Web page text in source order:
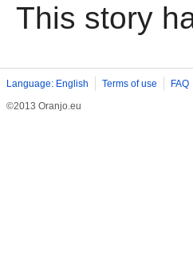
This story
Language: English Terms of use FAQ
©2013 Oranjo.eu